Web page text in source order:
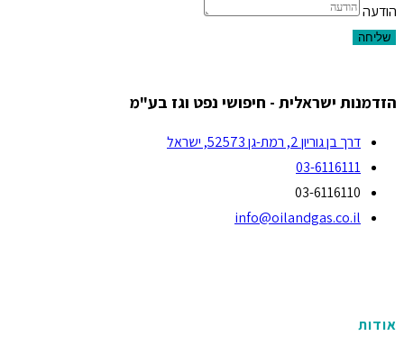
הודעה
שליחה
הזדמנות ישראלית - חיפושי נפט וגז בע"מ
דרך בן גוריון 2, רמת-גן 52573, ישראל
03-6116111
03-6116110
info@oilandgas.co.il
אודות